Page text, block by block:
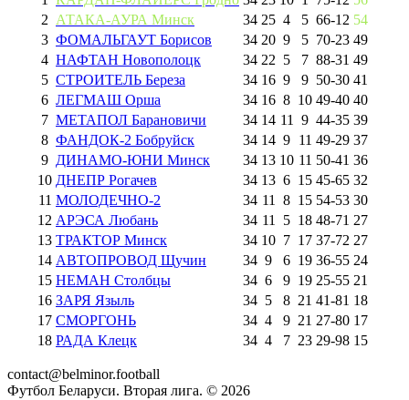
2 АТАКА-АУРА Минск 34 25 4 5 66-12 54
3 ФОМАЛЬГАУТ Борисов 34 20 9 5 70-23 49
4 НАФТАН Новополоцк 34 22 5 7 88-31 49
5 СТРОИТЕЛЬ Береза 34 16 9 9 50-30 41
6 ЛЕГМАШ Орша 34 16 8 10 49-40 40
7 МЕТАПОЛ Барановичи 34 14 11 9 44-35 39
8 ФАНДОК-2 Бобруйск 34 14 9 11 49-29 37
9 ДИНАМО-ЮНИ Минск 34 13 10 11 50-41 36
10 ДНЕПР Рогачев 34 13 6 15 45-65 32
11 МОЛОДЕЧНО-2 34 11 8 15 54-53 30
12 АРЭСА Любань 34 11 5 18 48-71 27
13 ТРАКТОР Минск 34 10 7 17 37-72 27
14 АВТОПРОВОД Щучин 34 9 6 19 36-55 24
15 НЕМАН Столбцы 34 6 9 19 25-55 21
16 ЗАРЯ Языль 34 5 8 21 41-81 18
17 СМОРГОНЬ 34 4 9 21 27-80 17
18 РАДА Клецк 34 4 7 23 29-98 15
contact@belminor.football
Футбол Беларуси. Вторая лига. © 2026